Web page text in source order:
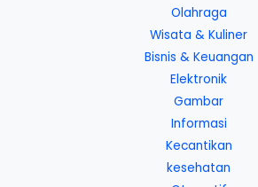
Olahraga
Wisata & Kuliner
Bisnis & Keuangan
Elektronik
Gambar
Informasi
Kecantikan
kesehatan